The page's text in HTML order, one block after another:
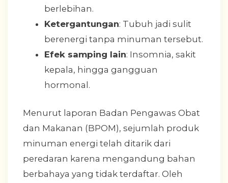
berlebihan.
Ketergantungan: Tubuh jadi sulit
berenergi tanpa minuman tersebut.
Efek samping lain: Insomnia, sakit
kepala, hingga gangguan
hormonal.
Menurut laporan Badan Pengawas Obat
dan Makanan (BPOM), sejumlah produk
minuman energi telah ditarik dari
peredaran karena mengandung bahan
berbahaya yang tidak terdaftar. Oleh